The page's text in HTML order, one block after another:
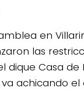
en
las
dique Casa de
achicando el